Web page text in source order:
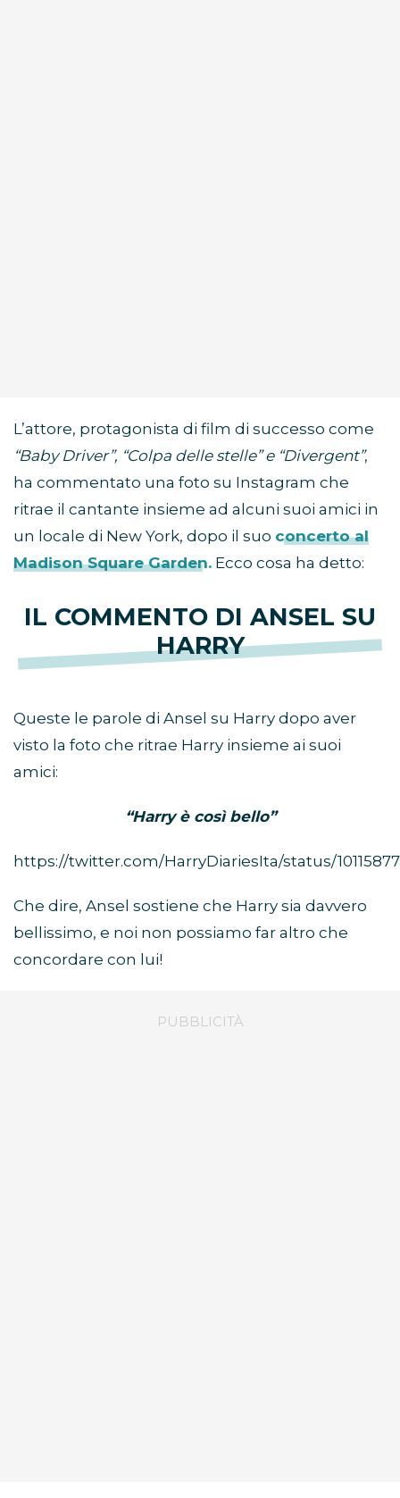
L’attore, protagonista di film di successo come
“Baby Driver”, “Colpa delle stelle” e “Divergent”,
ha commentato una foto su Instagram che
ritrae il cantante insieme ad alcuni suoi amici in
un locale di New York, dopo il suo concerto al
Madison Square Garden. Ecco cosa ha detto:
IL COMMENTO DI ANSEL SU
HARRY
Queste le parole di Ansel su Harry dopo aver
visto la foto che ritrae Harry insieme ai suoi
amici:
“Harry è così bello”
https://twitter.com/HarryDiariesIta/status/
Che dire, Ansel sostiene che Harry sia davvero
bellissimo, e noi non possiamo far altro che
concordare con lui!